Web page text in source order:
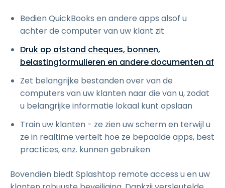
Bedien QuickBooks en andere apps alsof u
achter de computer van uw klant zit
Druk op afstand cheques, bonnen,
belastingformulieren en andere documenten af
Zet belangrijke bestanden over van de
computers van uw klanten naar die van u, zodat
u belangrijke informatie lokaal kunt opslaan
Train uw klanten - ze zien uw scherm en terwijl u
ze in realtime vertelt hoe ze bepaalde apps, best
practices, enz. kunnen gebruiken
Bovendien biedt Splashtop remote access u en uw